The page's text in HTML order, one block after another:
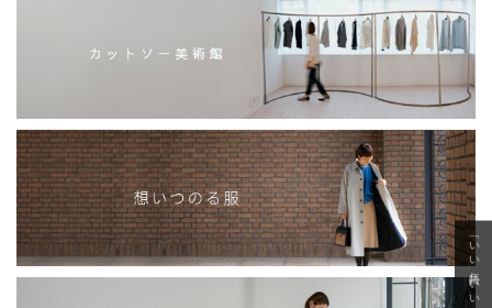
「いい年齢 いい洋服」